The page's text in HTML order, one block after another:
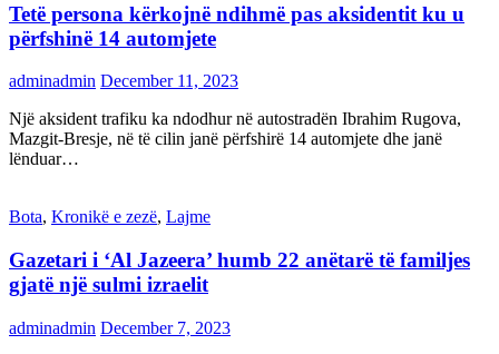
Tetë persona kërkojnë ndihmë pas aksidentit ku u
përfshinë 14 automjete
adminadmin December 11, 2023
Një aksident trafiku ka ndodhur në autostradën Ibrahim Rugova,
Mazgit-Bresje, në të cilin janë përfshirë 14 automjete dhe janë
lënduar…
Bota, Kronikë e zezë, Lajme
Gazetari i ‘Al Jazeera’ humb 22 anëtarë të familjes
gjatë një sulmi izraelit
adminadmin December 7, 2023